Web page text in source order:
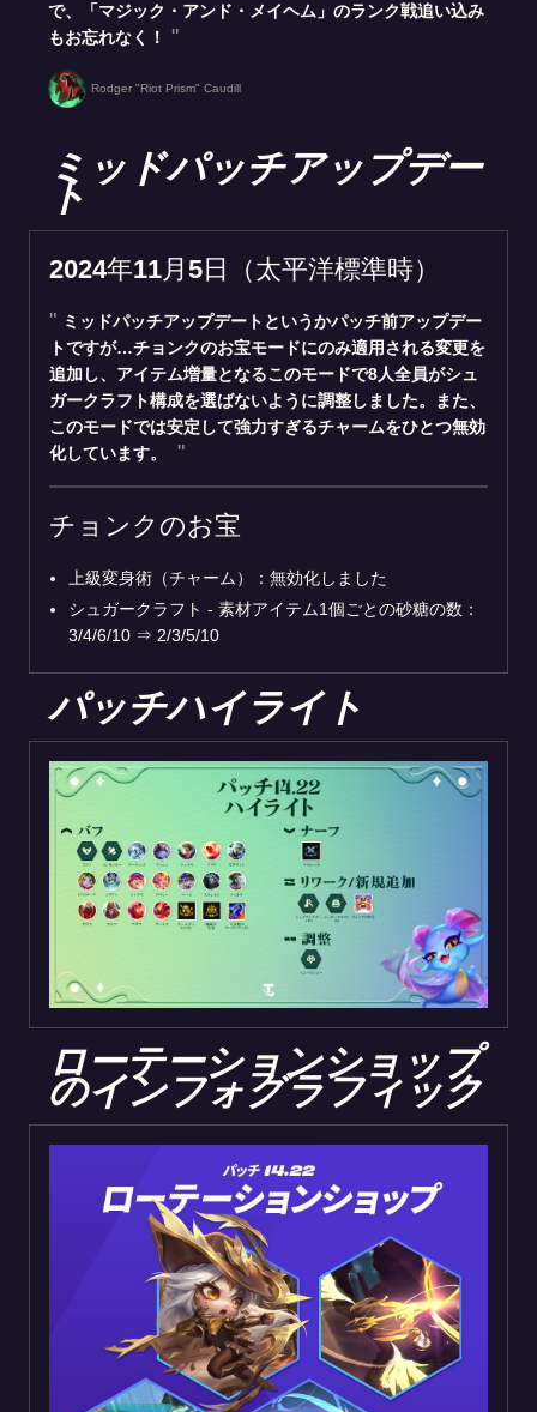
で、「マジック・アンド・メイヘム」のランク戦追い込み
もお忘れなく！
Rodger "Riot Prism" Caudill
ミッドパッチアップデー
ト
2024年11月5日（太平洋標準時）
ミッドパッチアップデートというかパッチ前アップデー
トですが…チョンクのお宝モードにのみ適用される変更を
追加し、アイテム増量となるこのモードで8人全員がシュ
ガークラフト構成を選ばないように調整しました。また、
このモードでは安定して強力すぎるチャームをひとつ無効
化しています。
チョンクのお宝
上級変身術（チャーム）：無効化しました
シュガークラフト - 素材アイテム1個ごとの砂糖の数：
3/4/6/10 ⇒ 2/3/5/10
パッチハイライト
ローテーションショップ
のインフォグラフィック